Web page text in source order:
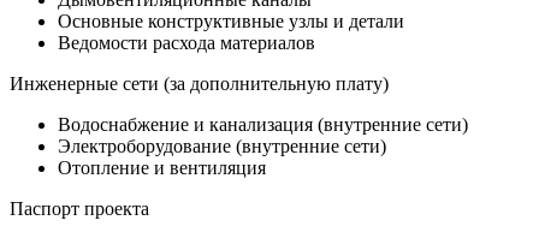
Основные конструктивные узлы и детали
Ведомости расхода материалов
Инженерные сети (за дополнительную плату)
Водоснабжение и канализация (внутренние сети)
Электроборудование (внутренние сети)
Отопление и вентиляция
Паспорт проекта